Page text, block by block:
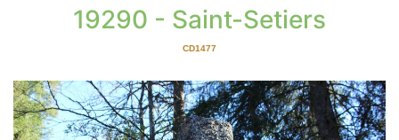
19290 - Saint-Setiers
CD1477